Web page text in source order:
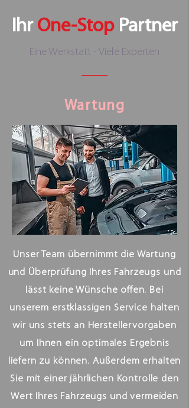
Ihr One-StopPartner
Eine Werkstatt - Viele Experten
Wartung
Unser Team übernimmt die Wartung
und Überprüfung Ihres Fahrzeugs und
lässt keine Wünsche offen. Bei
unserem erstklassigen Service halten
wir uns stets an Herstellervorgaben
um Ihnen ein optimales Ergebnis
liefern zu können. Außerdem erhalten
Sie mit einer jährlichen Kontrolle den
Wert Ihres Fahrzeugs und vermeiden